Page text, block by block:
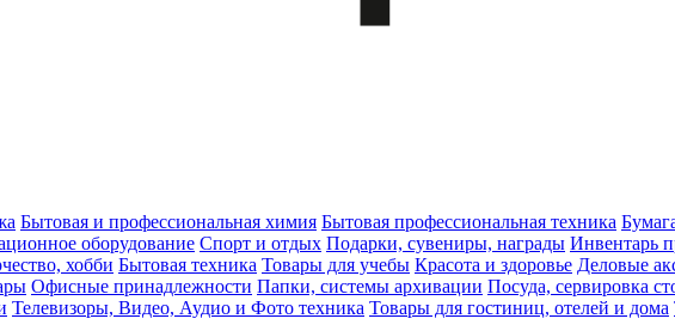
Бытовая и профессиональная химия Бытовая профессиональная техника
оборудование Спорт и отдых Подарки, сувениры, награды Инвентарь
хобби Бытовая техника Товары для учебы Красота и здоровье Деловые
Офисные принадлежности Папки, системы архивации Посуда, сервировка
Телевизоры, Видео, Аудио и Фото техника Товары для гостиниц, отелей и дома